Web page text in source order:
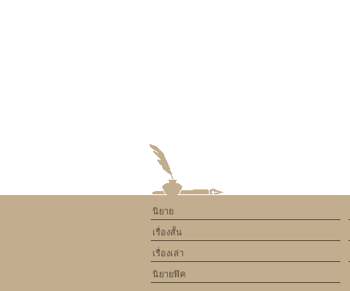
นิยาย
เรื่องสั้น
เรื่องเล่า
นิยายฟิค